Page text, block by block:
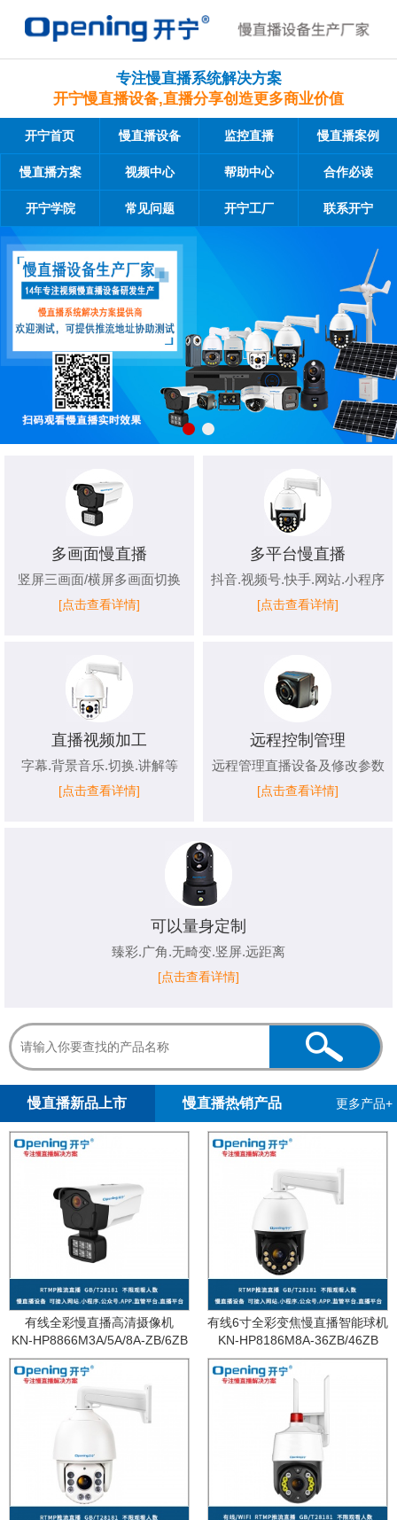
专注慢直播系统解决方案
开宁慢直播设备,直播分享创造更多商业价值
开宁首页 慢直播设备 监控直播 慢直播案例
慢直播方案 视频中心 帮助中心 合作必读
开宁学院 常见问题 开宁工厂 联系开宁
多画面慢直播
竖屏三画面/横屏多画面切换
[点击查看详情]
多平台慢直播
抖音.视频号.快手.网站.小程序
[点击查看详情]
直播视频加工
字幕.背景音乐.切换.讲解等
[点击查看详情]
远程控制管理
远程管理直播设备及修改参数
[点击查看详情]
可以量身定制
臻彩.广角.无畸变.竖屏.远距离
[点击查看详情]
慢直播新品上市 慢直播热销产品 更多产品+
有线全彩慢直播高清摄像机
KN-HP8866M3A/5A/8A-ZB/6ZB
有线6寸全彩变焦慢直播智能球机
KN-HP8186M8A-36ZB/46ZB